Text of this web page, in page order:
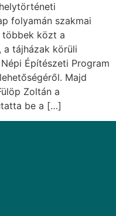
folyamán szakmai
többek közt a
a tájházak körüli
Építészeti Program
Majd
Zoltán a
be a […]